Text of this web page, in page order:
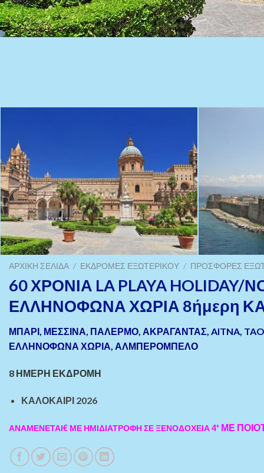
ΑΡΧΙΚΉ ΣΕΛΊΔΑ / ΕΚΔΡΟΜΈΣ ΕΞΩΤΕΡΙΚΟΎ / ΠΡΟΣΦΟΡΈΣ
60 ΧΡΟΝΙΑ LA PLAYA HOLIDAY/
ΕΛΛΗΝΟΦΩΝΑ ΧΩΡΙΑ 8ήμερη
ΜΠΑΡΙ, ΜΕΣΣΙΝΑ, ΠΑΛΕΡΜΟ, ΑΚΡΑΓΑΝΤΑΣ, AITNA,
ΕΛΛΗΝΟΦΩΝΑ ΧΩΡΙΑ, ΑΛΜΠΕΡΟΜΠΕΛΟ
8 ΗΜΕΡΗ ΕΚΔΡΟΜΗ
ΚΑΛΟΚΑΙΡΙ 2026
ΑΝΑΜΕΝΕΤΑΙ€ ΜΕ ΗΜΙΔΙΑΤΡΟΦΗ ΣΕ ΞΕΝΟΔΟΧΕΙΑ 4* ΜΕ